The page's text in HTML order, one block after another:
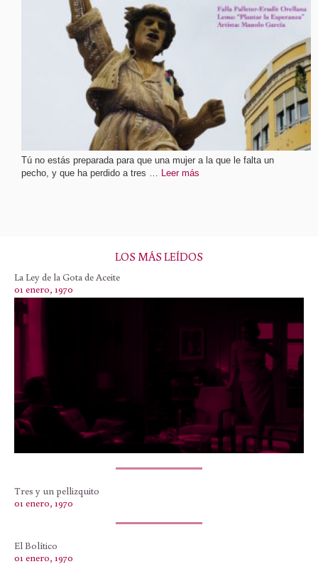
Tú no estás preparada para que una mujer a la que le falta un
pecho, y que ha perdido a tres … Leer más
LOS MÁS LEÍDOS
La Ley de la Gota de Aceite
01 enero, 1970
Tres y un pellizquito
01 enero, 1970
El Bolítico
01 enero, 1970